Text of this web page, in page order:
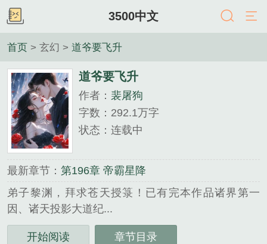
3500中文
首页 > 玄幻 > 道爷要飞升
道爷要飞升
作者： 裴屠狗
字数：292.1万字
状态：连载中
最新章节： 第196章 帝霸星降
弟子黎渊，拜求苍天授箓！已有完本作品诸界第一
因、诸天投影大道纪...
《道爷要飞升》是裴屠狗精心创作的玄幻类小说。
开始阅读
章节目录